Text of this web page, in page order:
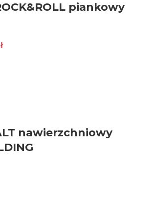
piankowy
nawierzchniowy